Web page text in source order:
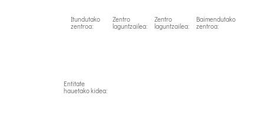
Itundutako
zentroa:
Zentro
laguntzailea:
Zentro
laguntzailea:
Baimendutako
zentroa:
Entitate
hauetako kidea: